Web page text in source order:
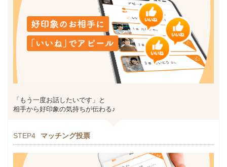
「もう一度お話したいです」と
相手から好印象の気持ちが伝わる♪
STEP4 マッチング投票